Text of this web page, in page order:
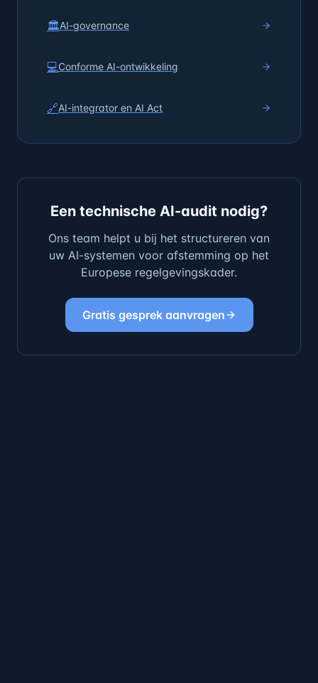
🏛️AI-governance
💻Conforme AI-ontwikkeling
🔗AI-integrator en AI Act
Een technische AI-audit nodig?
Ons team helpt u bij het structureren van
uw AI-systemen voor afstemming op het
Europese regelgevingskader.
Gratis gesprek aanvragen